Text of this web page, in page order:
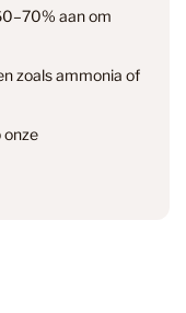
aan om
zoals ammonia of
onze
Retourneren